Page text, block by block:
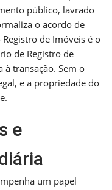
público, lavrado
o acordo de
de Imóveis é o
de Registro de
transação. Sem o
e a propriedade do
e
um papel